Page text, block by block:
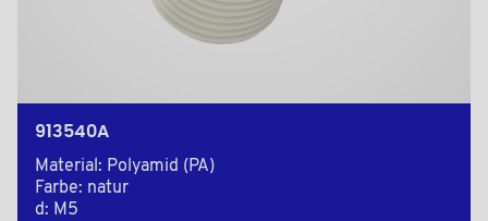
913540A
Material: Polyamid (PA)
Farbe: natur
d: M5